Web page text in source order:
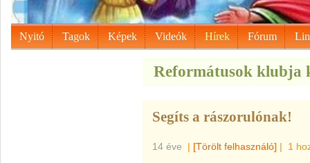
Nyitó Tagok Képek Videók Hírek Fórum
Reformátusok klubja
Segíts a rászorulónak!
14 éve | [Törölt felhasználó] | 1